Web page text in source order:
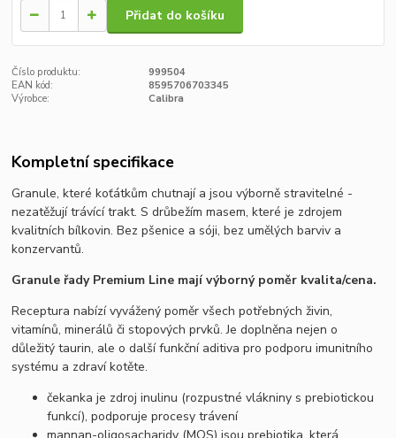
Přidat do košíku
Číslo produktu:
999504
EAN kód:
8595706703345
Výrobce:
Calibra
Kompletní specifikace
Granule, které koťátkům chutnají a jsou výborně stravitelné -
nezatěžují trávící trakt. S drůbežím masem, které je zdrojem
kvalitních bílkovin. Bez pšenice a sóji, bez umělých barviv a
konzervantů.
Granule řady Premium Line mají výborný poměr kvalita/cena.
Receptura nabízí vyvážený poměr všech potřebných živin,
vitamínů, minerálů či stopových prvků. Je doplněna nejen o
důležitý taurin, ale o další funkční aditiva pro podporu imunitního
systému a zdraví kotěte.
čekanka je zdroj inulinu (rozpustné vlákniny s prebiotickou
funkcí), podporuje procesy trávení
mannan-oligosacharidy (MOS) jsou prebiotika, která